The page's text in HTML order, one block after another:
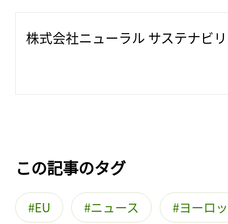
株式会社ニューラル サステナビ
この記事のタグ
EU ニュース ヨーロ